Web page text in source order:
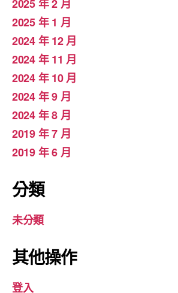
2025 年 2 月
2025 年 1 月
2024 年 12 月
2024 年 11 月
2024 年 10 月
2024 年 9 月
2024 年 8 月
2019 年 7 月
2019 年 6 月
分類
未分類
其他操作
登入